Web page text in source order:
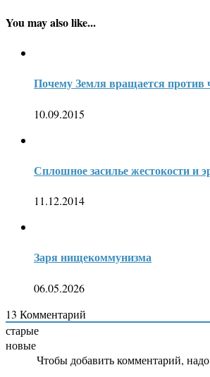
You may also like...
Почему Земля вращается против
10.09.2015
Сплошное засилье жестокости и
11.12.2014
Заря нищекоммунизма
06.05.2026
13 Комментарий
старые
новые
Чтобы добавить комментарий, надо